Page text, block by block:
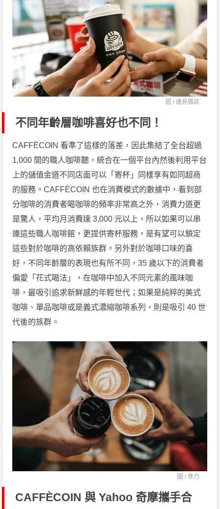
圖 /遠見雜誌
不同年齡層咖啡喜好也不同！
CAFFÈCOIN 看準了這樣的落差，因此集結了全台超過
1,000 間的職人咖啡聽，統合在一個平台內然後利用平台
上的儲值金道不同店面可以「寄杯」同樣享有如同超商
的服務。CAFFÈCOIN 也在消費模式的數據中，看到部
分咖啡的消費者喝咖啡的頻率非常高之外，消費力道更
是驚人，平均月消費達 3,000 元以上，所以如果可以串
連這些職人咖啡館，更提供寄杯服務，是有望可以鎖定
這些對於咖啡的高依賴族群。另外對於咖啡口味的喜
好，不同年齡層的表現也有所不同，35 歲以下的消費者
偏愛「花式喝法」，在咖啡中加入不同元素的風味咖
啡，最吸引追求新鮮感的年輕世代；如果是純粹的美式
咖啡、單品咖啡或是義式濃縮咖啡系列，則是吸引 40 世
代後的族群。
圖 / 食力
CAFFÈCOIN 與 Yahoo 奇摩攜手合